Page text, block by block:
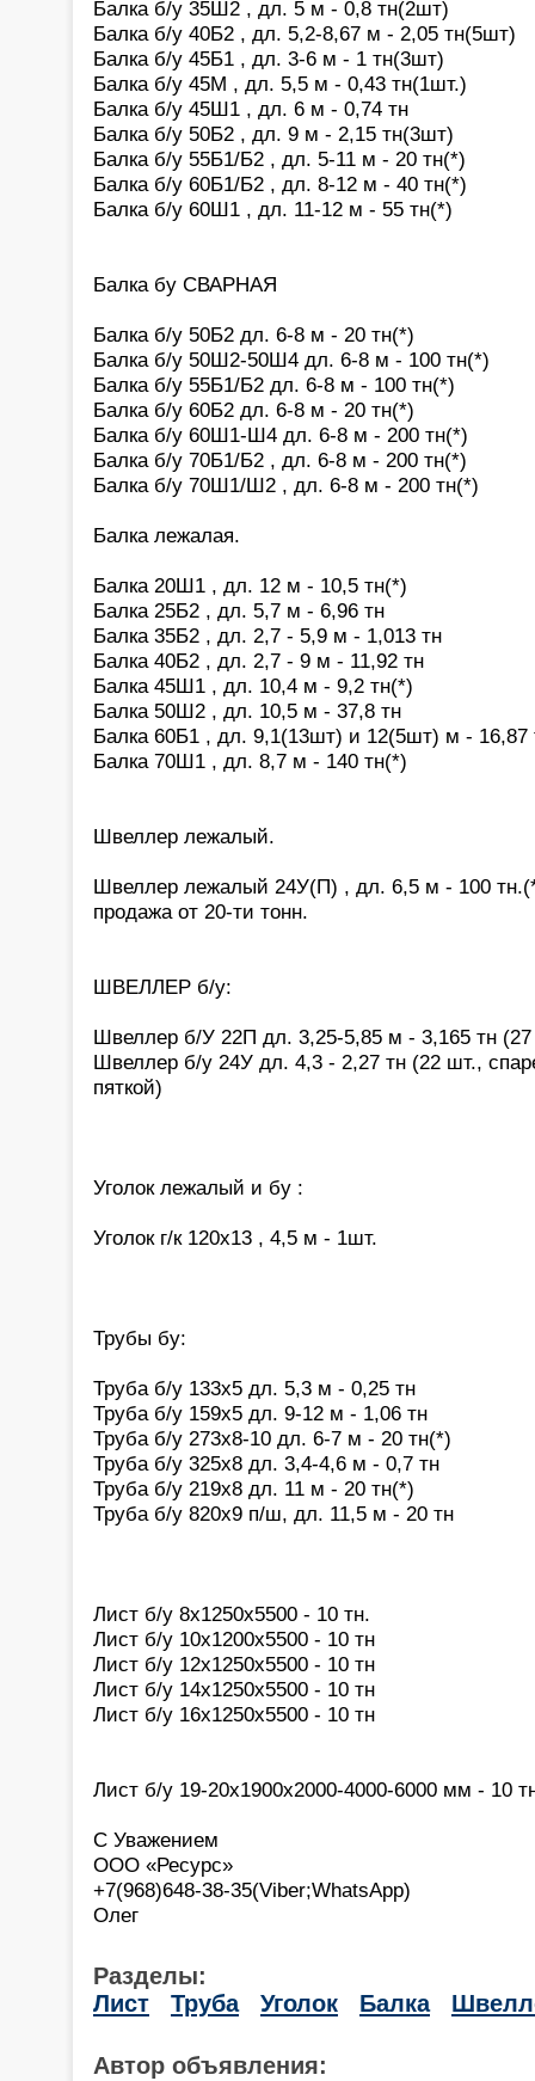
Балка б/у 35Ш2 , дл. 5 м - 0,8 тн(2шт)
Балка б/у 40Б2 , дл. 5,2-8,67 м - 2,05 тн(5шт)
Балка б/у 45Б1 , дл. 3-6 м - 1 тн(3шт)
Балка б/у 45М , дл. 5,5 м - 0,43 тн(1шт.)
Балка б/у 45Ш1 , дл. 6 м - 0,74 тн
Балка б/у 50Б2 , дл. 9 м - 2,15 тн(3шт)
Балка б/у 55Б1/Б2 , дл. 5-11 м - 20 тн(*)
Балка б/у 60Б1/Б2 , дл. 8-12 м - 40 тн(*)
Балка б/у 60Ш1 , дл. 11-12 м - 55 тн(*)
Балка бу СВАРНАЯ
Балка б/у 50Б2 дл. 6-8 м - 20 тн(*)
Балка б/у 50Ш2-50Ш4 дл. 6-8 м - 100 тн(*)
Балка б/у 55Б1/Б2 дл. 6-8 м - 100 тн(*)
Балка б/у 60Б2 дл. 6-8 м - 20 тн(*)
Балка б/у 60Ш1-Ш4 дл. 6-8 м - 200 тн(*)
Балка б/у 70Б1/Б2 , дл. 6-8 м - 200 тн(*)
Балка б/у 70Ш1/Ш2 , дл. 6-8 м - 200 тн(*)
Балка лежалая.
Балка 20Ш1 , дл. 12 м - 10,5 тн(*)
Балка 25Б2 , дл. 5,7 м - 6,96 тн
Балка 35Б2 , дл. 2,7 - 5,9 м - 1,013 тн
Балка 40Б2 , дл. 2,7 - 9 м - 11,92 тн
Балка 45Ш1 , дл. 10,4 м - 9,2 тн(*)
Балка 50Ш2 , дл. 10,5 м - 37,8 тн
Балка 60Б1 , дл. 9,1(13шт) и 12(5шт) м - 16,87
Балка 70Ш1 , дл. 8,7 м - 140 тн(*)
Швеллер лежалый.
Швеллер лежалый 24У(П) , дл. 6,5 м - 100
продажа от 20-ти тонн.
ШВЕЛЛЕР б/у:
Швеллер б/У 22П дл. 3,25-5,85 м - 3,165 тн
Швеллер б/у 24У дл. 4,3 - 2,27 тн (22 шт.,
пяткой)
Уголок лежалый и бу :
Уголок г/к 120х13 , 4,5 м - 1шт.
Трубы бу:
Труба б/у 133х5 дл. 5,3 м - 0,25 тн
Труба б/у 159х5 дл. 9-12 м - 1,06 тн
Труба б/у 273х8-10 дл. 6-7 м - 20 тн(*)
Труба б/у 325х8 дл. 3,4-4,6 м - 0,7 тн
Труба б/у 219х8 дл. 11 м - 20 тн(*)
Труба б/у 820х9 п/ш, дл. 11,5 м - 20 тн
Лист б/у 8х1250х5500 - 10 тн.
Лист б/у 10х1200х5500 - 10 тн
Лист б/у 12х1250х5500 - 10 тн
Лист б/у 14х1250х5500 - 10 тн
Лист б/у 16х1250х5500 - 10 тн
Лист б/у 19-20х1900х2000-4000-6000 мм - 10
С Уважением
ООО «Ресурс»
+7(968)648-38-35(Viber;WhatsApp)
Олег
Разделы:
Лист
Труба Уголок Балка
Автор объявления: